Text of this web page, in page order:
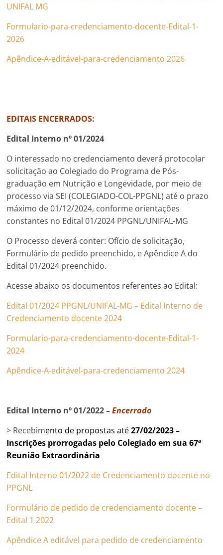
UNIFAL MG
Formulario-para-credenciamento-docente-Edital-1-
2026
Apêndice-A-editável-para-credenciamento 2026
EDITAIS ENCERRADOS:
Edital Interno nº 01/2024
O interessado no credenciamento deverá protocolar
solicitação ao Colegiado do Programa de Pós-
graduação em Nutrição e Longevidade, por meio de
processo via SEI (COLEGIADO-COL-PPGNL) até o prazo
máximo de 01/12/2024, conforme orientações
constantes no Edital 01/2024 PPGNL/UNIFAL-MG
O Processo deverá conter: Ofício de solicitação,
Formulário de pedido preenchido, e Apêndice A do
Edital 01/2024 preenchido.
Acesse abaixo os documentos referentes ao Edital:
Edital 01/2024 PPGNL/UNIFAL-MG – Edital Interno de
Credenciamento docente 2024
Formulario-para-credenciamento-docente-Edital-1-
2024
Apêndice-A-editável-para-credenciamento 2024
Edital Interno nº 01/2022 –Encerrado
> Recebimento de propostas até27/02/2023 –
Inscrições prorrogadas pelo Colegiado em sua 67ª
Reunião Extraordinária
Edital Interno 01/2022 de Credenciamento docente no
PPGNL
Formulário de pedido de credenciamento docente –
Edital 1 2022
Apêndice A editável para pedido de credenciamento